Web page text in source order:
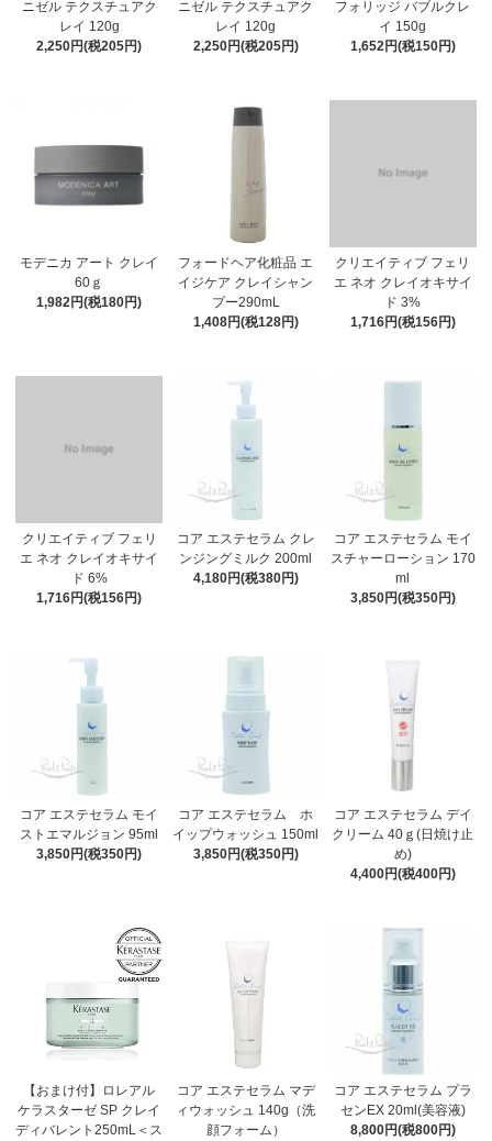
ニゼル テクスチュアク
レイ 120g
2,250円(税205円)
ニゼル テクスチュアク
レイ 120g
2,250円(税205円)
フォリッジ バブルクレ
イ 150g
1,652円(税150円)
モデニカ アート クレイ
60ｇ
1,982円(税180円)
フォードヘア化粧品 エ
イジケア クレイシャン
プー290mL
1,408円(税128円)
クリエイティブ フェリ
エ ネオ クレイオキサイ
ド 3%
1,716円(税156円)
クリエイティブ フェリ
エ ネオ クレイオキサイ
ド 6%
1,716円(税156円)
コア エステセラム クレ
ンジングミルク 200ml
4,180円(税380円)
コア エステセラム モイ
スチャーローション 170
ml
3,850円(税350円)
コア エステセラム モイ
ストエマルジョン 95ml
3,850円(税350円)
コア エステセラム ホ
イップウォッシュ 150ml
3,850円(税350円)
コア エステセラム デイ
クリーム 40ｇ(日焼け止
め)
4,400円(税400円)
【おまけ付】ロレアル
ケラスターゼ SP クレイ
ディバレント250mL＜ス
コア エステセラム マデ
ィウォッシュ 140g（洗
顔フォーム）
コア エステセラム プラ
センEX 20ml(美容液)
8,800円(税800円)